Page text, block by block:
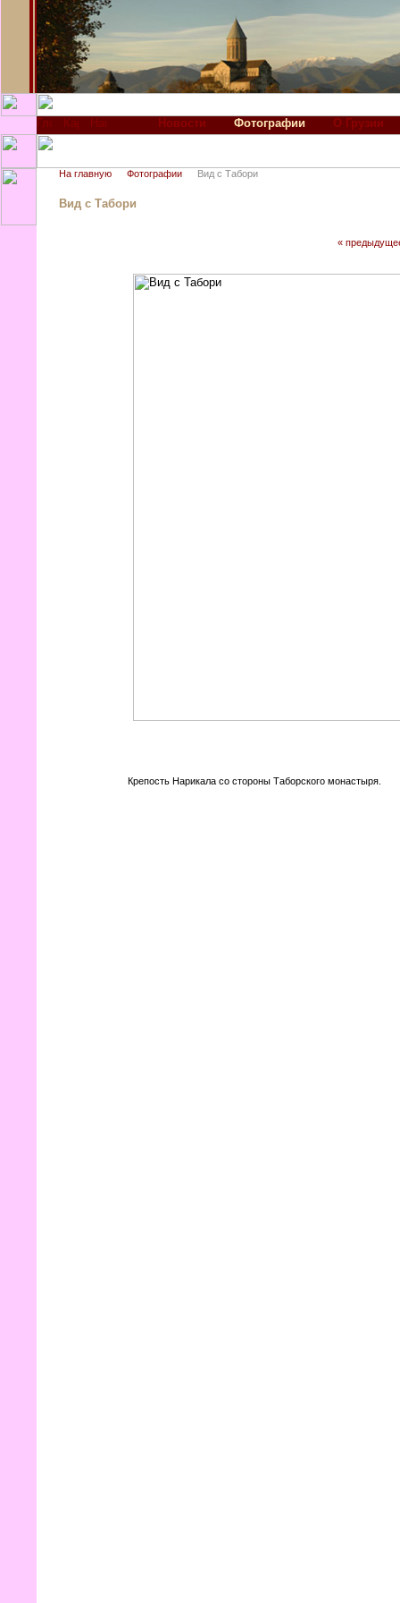
Новости Фотографии О Грузии
На главную Фотографии Вид с Табори
Вид с Табори
«
Крепость Нарикала со стороны Таборского монастыря.